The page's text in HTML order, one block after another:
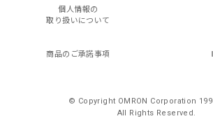
個人情報の
取り扱いについて
商品のご承諾事項
© Copyright OMRON Corporation
All Rights Reserved.